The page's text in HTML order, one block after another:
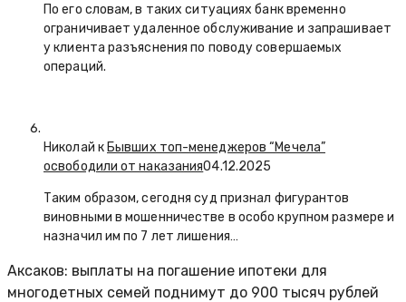
По его словам, в таких ситуациях банк временно
ограничивает удаленное обслуживание и запрашивает
у клиента разъяснения по поводу совершаемых
операций.
Николай к Бывших топ-менеджеров “Мечела”
освободили от наказания04.12.2025
Таким образом, сегодня суд признал фигурантов
виновными в мошенничестве в особо крупном размере и
назначил им по 7 лет лишения…
Аксаков: выплаты на погашение ипотеки для
многодетных семей поднимут до 900 тысяч рублей